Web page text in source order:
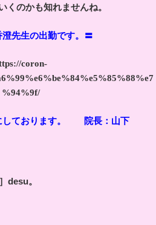
くのかも知れませんね。
澄先生の出勤です。〓
coron-
%94%9f/
しております。 院長：山下
desu。